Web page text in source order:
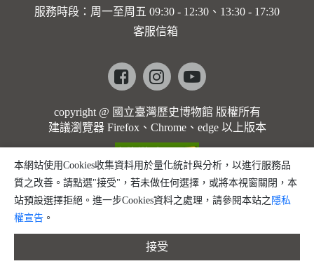
服務時段：周一至周五 09:30 - 12:30、13:30 - 17:30
客服信箱
Facebookinstagramyoutube
copyright @ 國立臺灣歷史博物館 版權所有
建議瀏覽器 Firefox、Chrome、edge 以上版本
本網站使用Cookies收集資料用於量化統計與分析，以進行服務品
質之改善。請點選"接受"，若未做任何選擇，或將本視窗關閉，本
站預設選擇拒絕。進一步Cookies資料之處理，請參閱本站之 隱私
權宣告 。
接受